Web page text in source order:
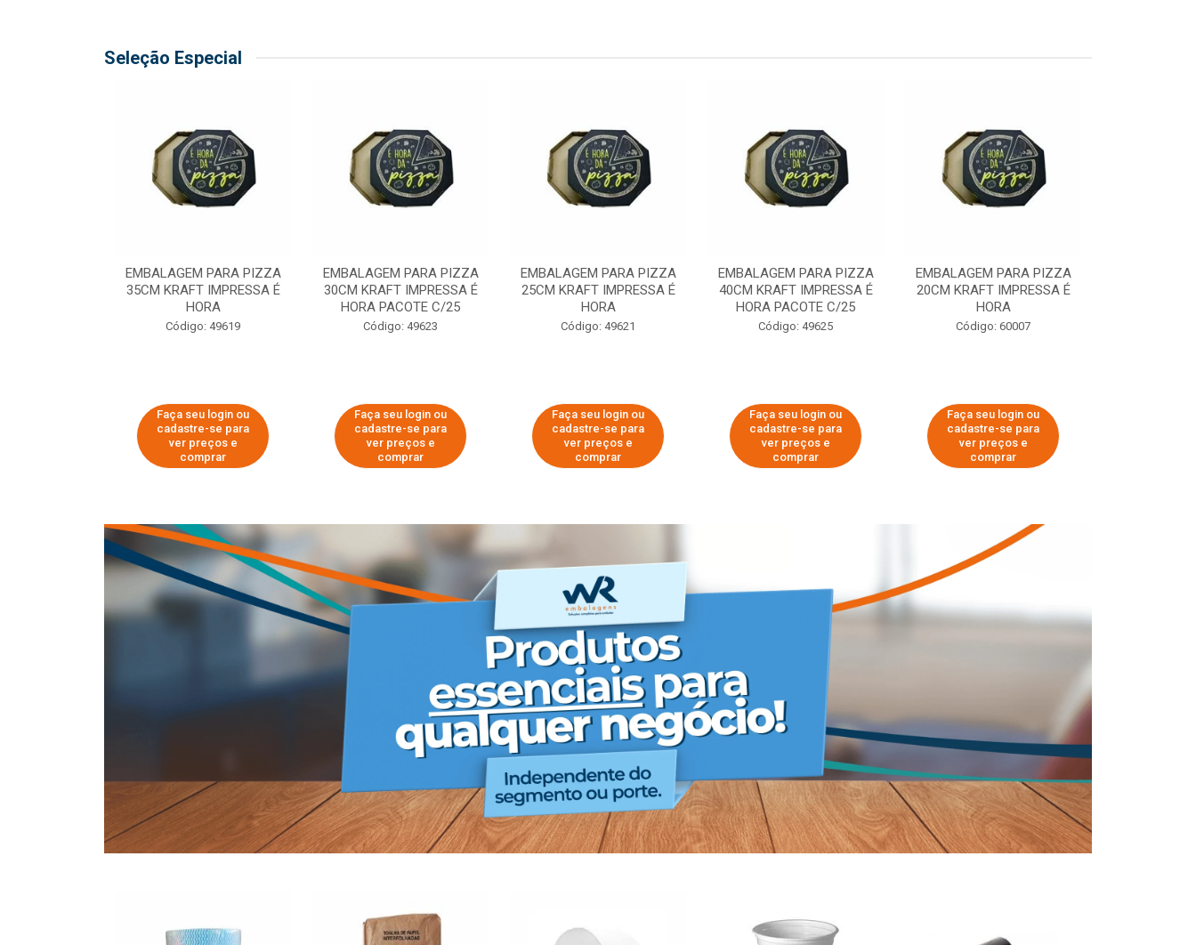
Seleção Especial
EMBALAGEM PARA PIZZA
35CM KRAFT IMPRESSA É
HORA
Código: 49619
Faça seu login ou
cadastre-se para
ver preços e
comprar
EMBALAGEM PARA PIZZA
30CM KRAFT IMPRESSA É
HORA PACOTE C/25
Código: 49623
Faça seu login ou
cadastre-se para
ver preços e
comprar
EMBALAGEM PARA PIZZA
25CM KRAFT IMPRESSA É
HORA
Código: 49621
Faça seu login ou
cadastre-se para
ver preços e
comprar
EMBALAGEM PARA PIZZA
40CM KRAFT IMPRESSA É
HORA PACOTE C/25
Código: 49625
Faça seu login ou
cadastre-se para
ver preços e
comprar
EMBALAGEM PARA PIZZA
20CM KRAFT IMPRESSA É
HORA
Código: 60007
Faça seu login ou
cadastre-se para
ver preços e
comprar